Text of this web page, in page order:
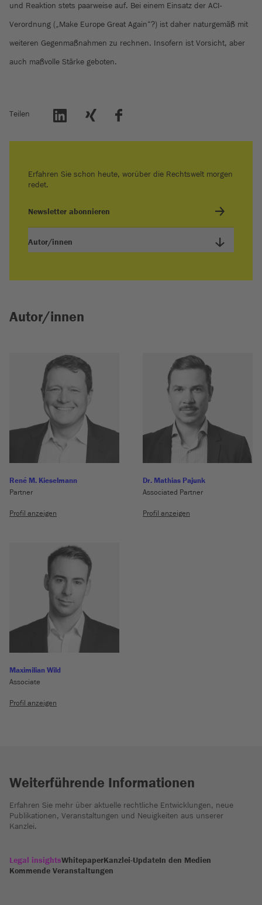
und Reaktion stets paarweise auf. Bei einem Einsatz der ACI-
Verordnung („Make Europe Great Again“?) ist daher naturgemäß mit
weiteren Gegenmaßnahmen zu rechnen. Insofern ist Vorsicht, aber
auch maßvolle Stärke geboten.
Teilen
Erfahren Sie schon heute, worüber die Rechtswelt morgen
redet.
Newsletter abonnieren
Autor/innen
Autor/innen
René M. Kieselmann
Partner
Profil anzeigen
Dr. Mathias Pajunk
Associated Partner
Profil anzeigen
Maximilian Wild
Associate
Profil anzeigen
Weiterführende Informationen
Erfahren Sie mehr über aktuelle rechtliche Entwicklungen, neue
Publikationen, Veranstaltungen und Neuigkeiten aus unserer
Kanzlei.
Legal insightsWhitepaperKanzlei-UpdateIn den Medien
Kommende Veranstaltungen